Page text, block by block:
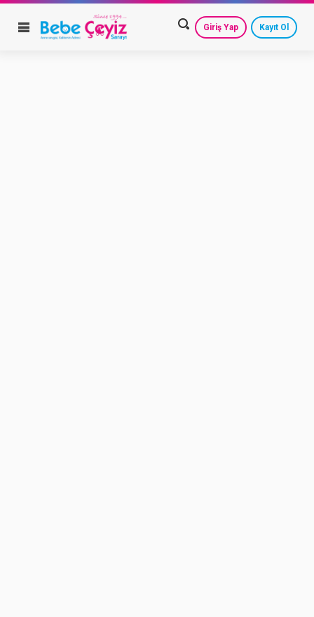
Giriş Yap Kayıt Ol